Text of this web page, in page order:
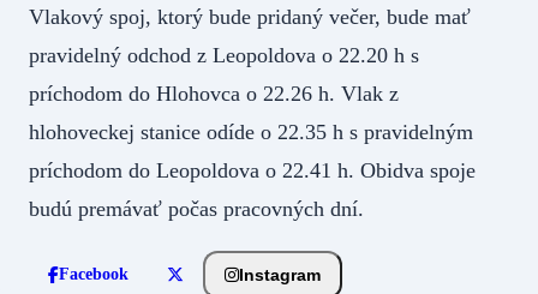
Vlakový spoj, ktorý bude pridaný večer, bude mať
pravidelný odchod z Leopoldova o 22.20 h s
príchodom do Hlohovca o 22.26 h. Vlak z
hlohoveckej stanice odíde o 22.35 h s pravidelným
príchodom do Leopoldova o 22.41 h. Obidva spoje
budú premávať počas pracovných dní.
Facebook Instagram